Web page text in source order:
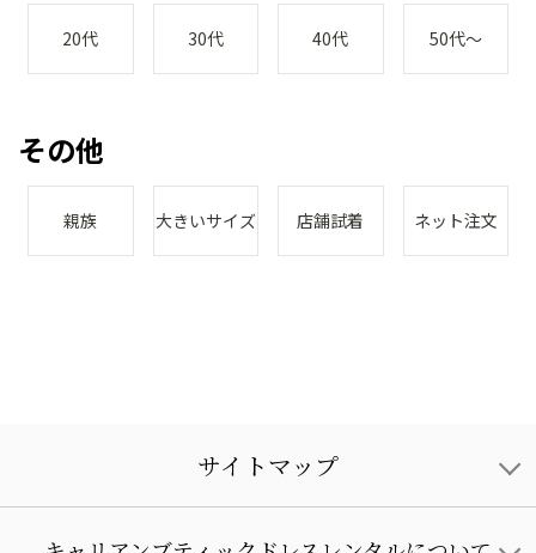
20代 30代 40代 50代～
その他
親族 大きいサイズ 店舗試着 ネット注文
サイトマップ